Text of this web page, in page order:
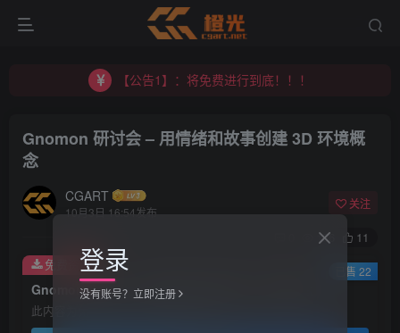
【公告1】：将免费进行到底！！！
【公告1】：将免费进行到底！！！
Gnomon 研讨会 – 用情绪和故事创建 3D 环境概
念
CGART
10月3日 16:54发布
关注
156 11
Gnomon 研讨会 – 用情绪和故事创建 3D 环境概念
此内容为免费资源，请登录后查看
免费资源 已售 22
登录
没有账号？立即注册